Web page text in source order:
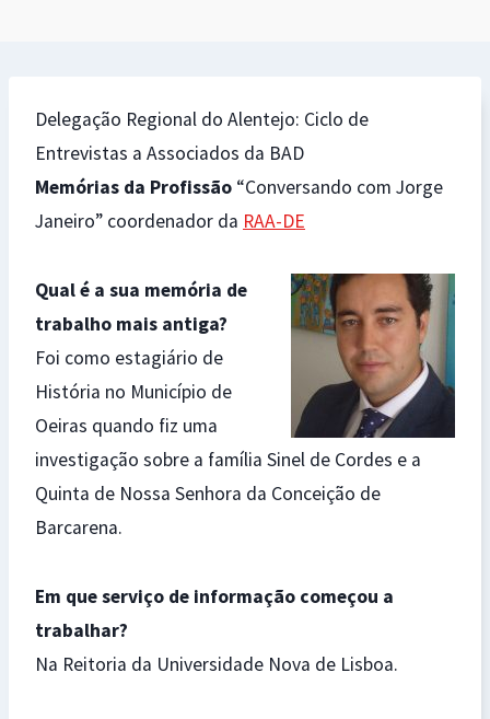
Delegação Regional do Alentejo: Ciclo de
Entrevistas a Associados da BAD
Memórias da Profissão “Conversando com Jorge
Janeiro” coordenador da RAA-DE
Qual é a sua memória de
trabalho mais antiga?
Foi como estagiário de
História no Município de
Oeiras quando fiz uma
investigação sobre a família Sinel de Cordes e a
Quinta de Nossa Senhora da Conceição de
Barcarena.
Em que serviço de informação começou a
trabalhar?
Na Reitoria da Universidade Nova de Lisboa.